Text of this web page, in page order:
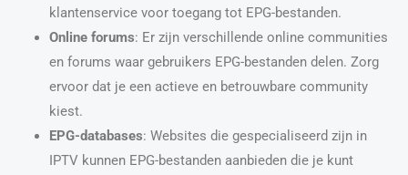
klantenservice voor toegang tot EPG-bestanden.
Online forums: Er zijn verschillende online communities
en forums waar gebruikers EPG-bestanden delen. Zorg
ervoor dat je een actieve en betrouwbare community
kiest.
EPG-databases: Websites die gespecialiseerd zijn in
IPTV kunnen EPG-bestanden aanbieden die je kunt